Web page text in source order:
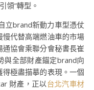
領”轉型。
立brand新動力車型憑仗
代替高端燃油車的市場
通協會乘聯分會秘書長崔
與全部財產錨定brand向
得極盡描摹的表現。一個
財產，正以台北汽車材